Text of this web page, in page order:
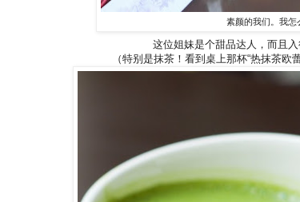
素颜的我们。我怎
这位姐妹是个甜品达人，而且
（特别是抹茶！看到桌上那杯“热抹茶欧